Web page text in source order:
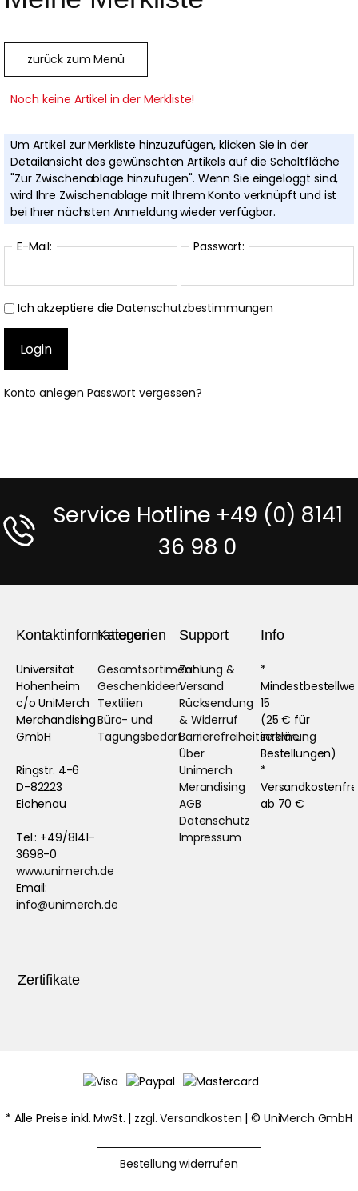
zurück zum Menü
Noch keine Artikel in der Merkliste!
Um Artikel zur Merkliste hinzuzufügen, klicken Sie in der
Detailansicht des gewünschten Artikels auf die Schaltfläche
"Zur Zwischenablage hinzufügen". Wenn Sie eingeloggt sind,
wird Ihre Zwischenablage mit Ihrem Konto verknüpft und ist
bei Ihrer nächsten Anmeldung wieder verfügbar.
E-Mail: Passwort:
Ich akzeptiere dieDatenschutzbestimmungen
Konto anlegen Passwort vergessen?
Service Hotline +49 (0) 8141
36 98 0
Kontaktinformationen
Universität
Hohenheim
c/o UniMerch
Merchandising
GmbH
Ringstr. 4-6
D-82223
Eichenau
Tel.: +49/8141-
3698-0
www.unimerch.de
Email:
info@unimerch.de
Kategorien
Gesamtsortiment
Geschenkideen
Textilien
Büro- und
Tagungsbedarf
Support
Zahlung &
Versand
Rücksendung
& Widerruf
Barrierefreiheitserklärung
Über
Unimerch
Merandising
AGB
Datenschutz
Impressum
Info
*
15
(25 € für
interne
Bestellungen)
*
ab 70 €
Zertifikate
* Alle Preise inkl. MwSt. | zzgl. Versandkosten | © UniMerch GmbH
Bestellung widerrufen